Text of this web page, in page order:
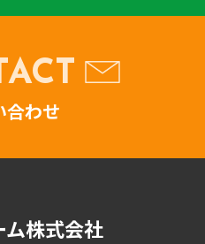
合わせ
ム株式会社